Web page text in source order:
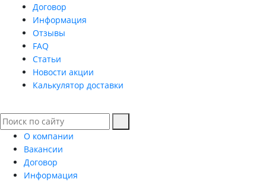
Договор
Информация
Отзывы
FAQ
Статьи
Новости акции
Калькулятор доставки
О компании
Вакансии
Договор
Информация